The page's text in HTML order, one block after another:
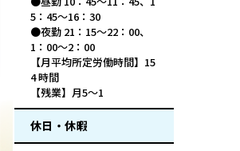
5：45～16：30
●夜勤 21：15～22：00、
1：00～2：00
【月平均所定労働時間】15
4 時間
【残業】月5～1
休日・休暇